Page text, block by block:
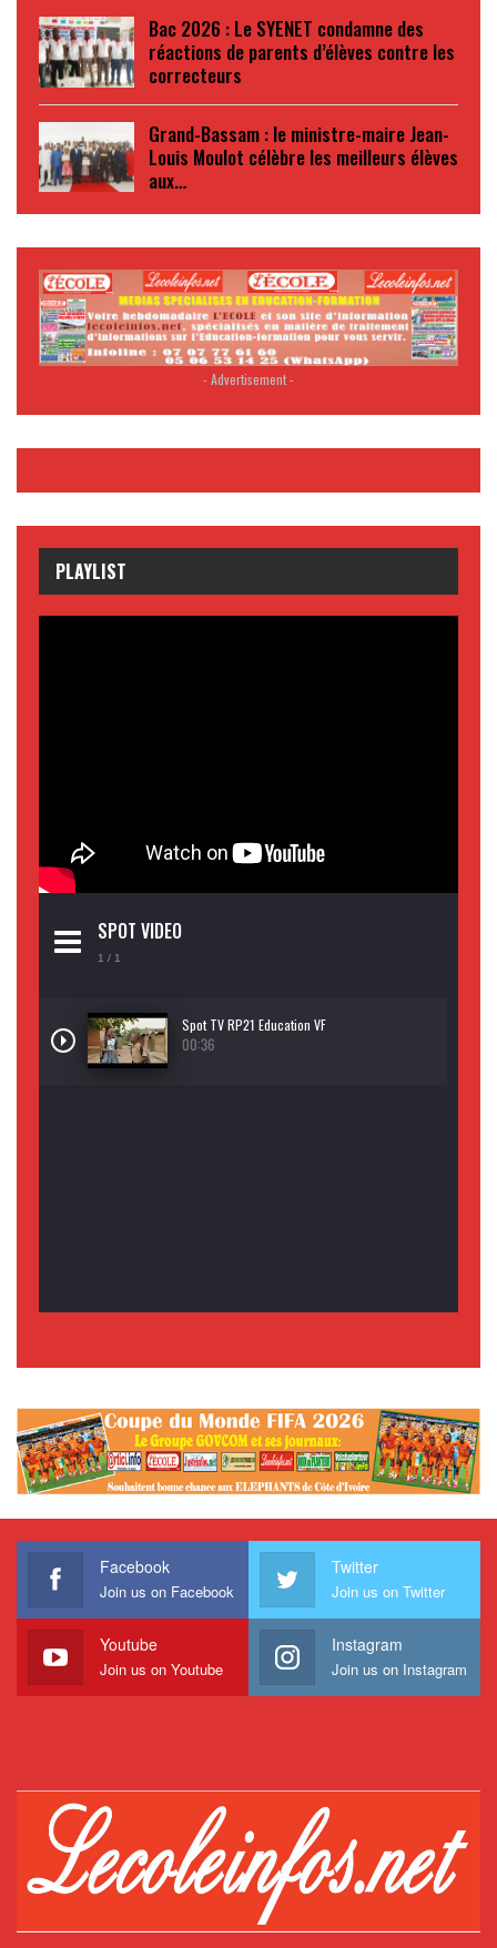
Bac 2026 : Le SYENET condamne des
réactions de parents d’élèves contre les
correcteurs
Grand-Bassam : le ministre-maire Jean-
Louis Moulot célèbre les meilleurs élèves
aux…
- Advertisement -
PLAYLIST
SPOT VIDEO
1 / 1
Spot TV RP21 Education VF
00:36
Facebook
Join us on Facebook
Twitter
Join us on Twitter
Youtube
Join us on Youtube
Instagram
Join us on Instagram